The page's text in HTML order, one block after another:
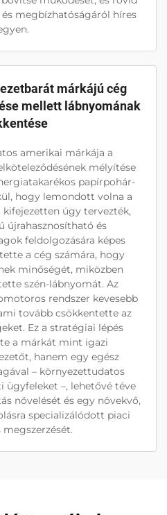
megbízhatóságáról híres
márkájú cég
mellett lábnyomának
amerikai márkája a
mélyítése
papírpohár-
hogy lemondott volna a
kifejezetten úgy tervezték,
újrahasznosítható és
feldolgozására képes
a cég számára, hogy
minőségét, miközben
szén-lábnyomát. Az
rendszer kevesebb
tovább csökkentette az
Ez a stratégiai lépés
a márkát mint igazi
hanem egy egész
– környezettudatos
ügyfeleket –, lehetővé téve
növelését és egy növekvő,
specializálódott piaci